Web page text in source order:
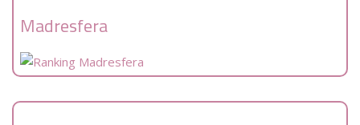
Madresfera